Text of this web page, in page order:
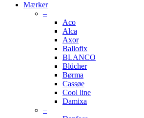
Mærker
–
Aco
Alca
Axor
Ballofix
BLANCO
Blücher
Børma
Cassøe
Cool line
Damixa
–